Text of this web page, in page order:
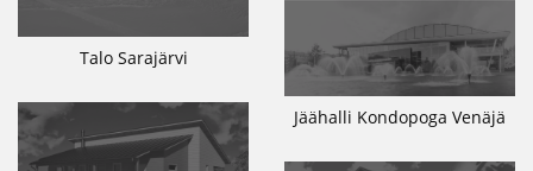
Talo Sarajärvi
Jäähalli Kondopoga Venäjä